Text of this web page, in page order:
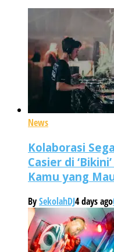
News
Kolaborasi
Casier di
Kamu yang
BySekolahDJ4 days ago